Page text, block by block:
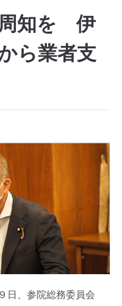
周知を 伊
ら業者支
日、参院総務委員会